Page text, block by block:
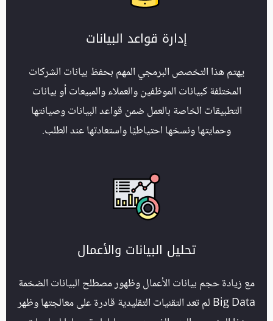
إدارة قواعد البيانات
يهتم هذا التخصص البرمجي المهم بحفظ بيانات الشركات
المختلفة كبيانات الموظفين والعملاء والمبيعات أو بيانات
التطبيقات الخاصة بالعمل ضمن قواعد البيانات وصيانتها
وحمايتها ونسخها احتياطيًا واستعادتها عند الطلب.
تحليل البيانات والأعمال
مع زيادة حجم بيانات الأعمال وظهور مصطلح البيانات الضخمة
Big Data لم تعد التقنيات التقليدية قادرة على معالجتها وظهر